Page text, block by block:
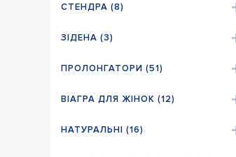
СТЕНДРА (8)
ЗІДЕНА (3)
ПРОЛОНГАТОРИ (51)
ВІАГРА ДЛЯ ЖІНОК (12)
НАТУРАЛЬНІ (16)